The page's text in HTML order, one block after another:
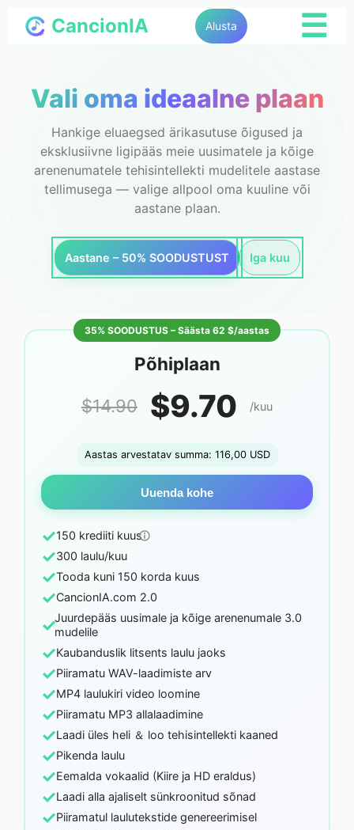
CancionIA Alusta ☰
Vali oma ideaalne plaan
Hankige eluaegsed ärikasutuse õigused ja
eksklusiivne ligipääs meie uusimatele ja kõige
arenenumatele tehisintellekti mudelitele aastase
tellimusega — valige allpool oma kuuline või
aastane plaan.
Aastane – 50% SOODUSTUST Iga kuu
35% SOODUSTUS – Säästa 62 $/aastas
Põhiplaan
$14.90 $9.70 /kuu
Aastas arvestatav summa: 116,00 USD
Uuenda kohe
✓150 krediiti kuus
✓300 laulu/kuu
✓Tooda kuni 150 korda kuus
✓CancionIA.com 2.0
✓Juurdepääs uusimale ja kõige arenenumale 3.0
mudelile
✓Kaubanduslik litsents laulu jaoks
✓Piiramatu WAV-laadimiste arv
✓MP4 laulukiri video loomine
✓Piiramatu MP3 allalaadimine
✓Laadi üles heli ＆ loo tehisintellekti kaaned
✓Pikenda laulu
✓Eemalda vokaalid (Kiire ja HD eraldus)
✓Laadi alla ajaliselt sünkroonitud sõnad
✓Piiramatul laulutekstide genereerimisel